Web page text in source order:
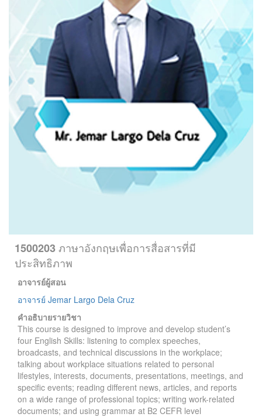
1500203ภาษาอังกฤษเพื่อการสื่อสารที่มี
ประสิทธิภาพ
อาจารย์ผู้สอน
อาจารย์ Jemar Largo Dela Cruz
คำอธิบายรายวิชา
This course is designed to improve and develop student’s
four English Skills: listening to complex speeches,
broadcasts, and technical discussions in the workplace;
talking about workplace situations related to personal
lifestyles, interests, documents, presentations, meetings, and
specific events; reading different news, articles, and reports
on a wide range of professional topics; writing work-related
documents; and using grammar at B2 CEFR level